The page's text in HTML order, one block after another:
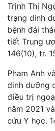
Trịnh Thị
trạng dinh
bệnh đái
tiết Trung
146(10), tr.
Phạm Anh
dinh dưỡng
điều trị
năm 2021
cứu Y học.